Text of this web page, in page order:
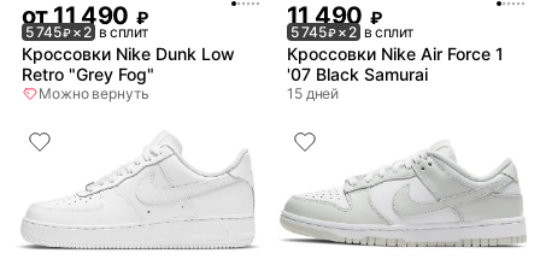
от11 490 ₽
5 745₽× 2 в сплит
Кроссовки Nike Dunk Low
Retro "Grey Fog"
Можно вернуть
11 490 ₽
5 745₽× 2 в сплит
Кроссовки Nike Air Force 1
'07 Black Samurai
15 дней